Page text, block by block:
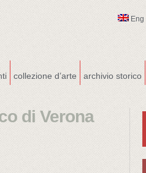
Eng
collezione d’arte archivio storico
di Verona